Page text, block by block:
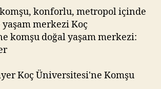
Komşu
Oldu
konforlu, metropol içinde
merkezi Koç
komşu doğal yaşam merkezi: